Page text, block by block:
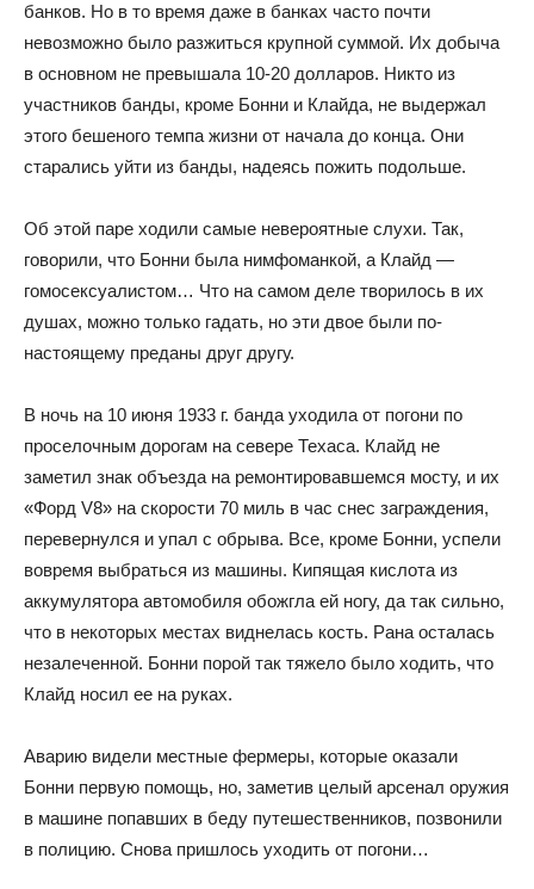
банков. Но в то время даже в банках часто почти
невозможно было разжиться крупной суммой. Их добыча
в основном не превышала 10-20 долларов. Никто из
участников банды, кроме Бонни и Клайда, не выдержал
этого бешеного темпа жизни от начала до конца. Они
старались уйти из банды, надеясь пожить подольше.
Об этой паре ходили самые невероятные слухи. Так,
говорили, что Бонни была нимфоманкой, а Клайд —
гомосексуалистом… Что на самом деле творилось в их
душах, можно только гадать, но эти двое были по-
настоящему преданы друг другу.
В ночь на 10 июня 1933 г. банда уходила от погони по
проселочным дорогам на севере Техаса. Клайд не
заметил знак объезда на ремонтировавшемся мосту, и их
«Форд V8» на скорости 70 миль в час снес заграждения,
перевернулся и упал с обрыва. Все, кроме Бонни, успели
вовремя выбраться из машины. Кипящая кислота из
аккумулятора автомобиля обожгла ей ногу, да так сильно,
что в некоторых местах виднелась кость. Рана осталась
незалеченной. Бонни порой так тяжело было ходить, что
Клайд носил ее на руках.
Аварию видели местные фермеры, которые оказали
Бонни первую помощь, но, заметив целый арсенал оружия
в машине попавших в беду путешественников, позвонили
в полицию. Снова пришлось уходить от погони…